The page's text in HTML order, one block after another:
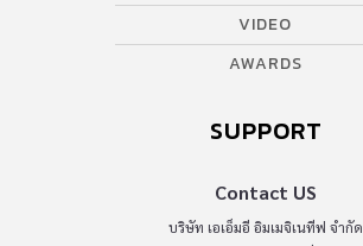
VIDEO
AWARDS
SUPPORT
Contact US
บริษัท เอเอ็มอี อิมเมจิเนทีฟ จำกัด